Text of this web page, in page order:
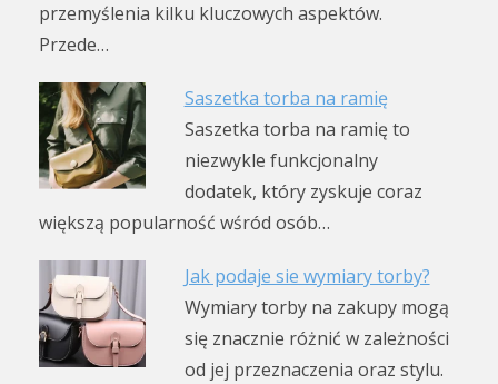
przemyślenia kilku kluczowych aspektów.
Przede…
Saszetka torba na ramię
Saszetka torba na ramię to
niezwykle funkcjonalny
dodatek, który zyskuje coraz
większą popularność wśród osób…
Jak podaje sie wymiary torby?
Wymiary torby na zakupy mogą
się znacznie różnić w zależności
od jej przeznaczenia oraz stylu.